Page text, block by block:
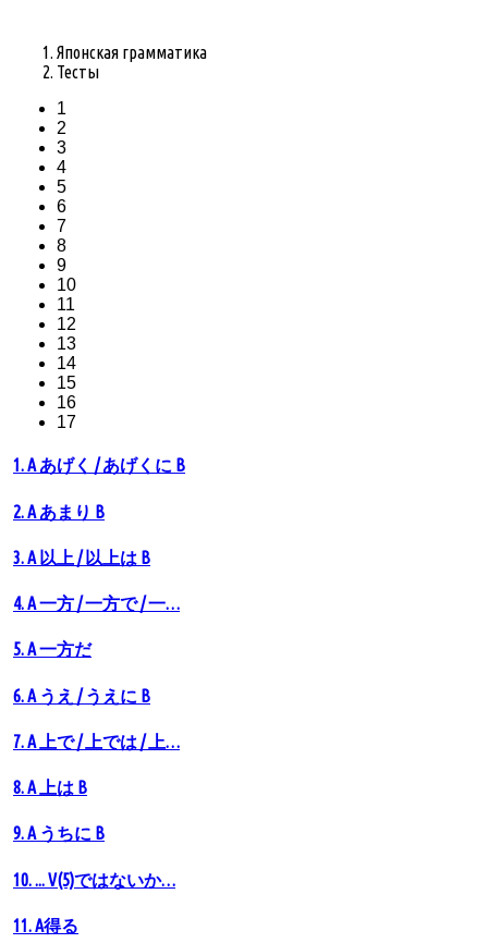
Японская грамматика
Тесты
1
2
3
4
5
6
7
8
9
10
11
12
13
14
15
16
17
1. A あげく / あげくに B
2. A あまり B
3. A 以上 / 以上は B
4. A 一方 / 一方で / 一…
5. A 一方だ
6. A うえ / うえに B
7. A 上で / 上では / 上…
8. A 上は B
9. A うちに B
10. ... V(5)ではないか…
11. A得る